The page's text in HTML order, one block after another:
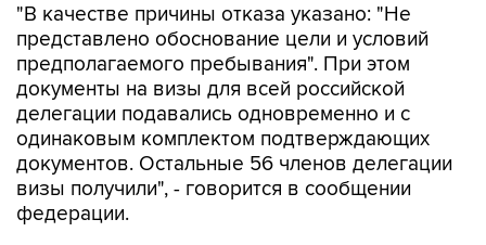
"В качестве причины отказа указано: "Не
представлено обоснование цели и условий
предполагаемого пребывания". При этом
документы на визы для всей российской
делегации подавались одновременно и с
одинаковым комплектом подтверждающих
документов. Остальные 56 членов делегации
визы получили", - говорится в сообщении
федерации.